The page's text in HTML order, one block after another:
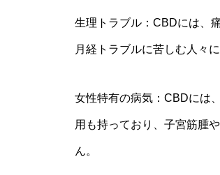
生理トラブル：CBDには、
月経トラブルに苦しむ人々
女性特有の病気：CBDには
用も持っており、子宮筋腫
ん。